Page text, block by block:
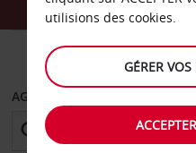
VOITURE
AGENCE DE DÉPART
utilisions des cookies.
GÉRER VOS